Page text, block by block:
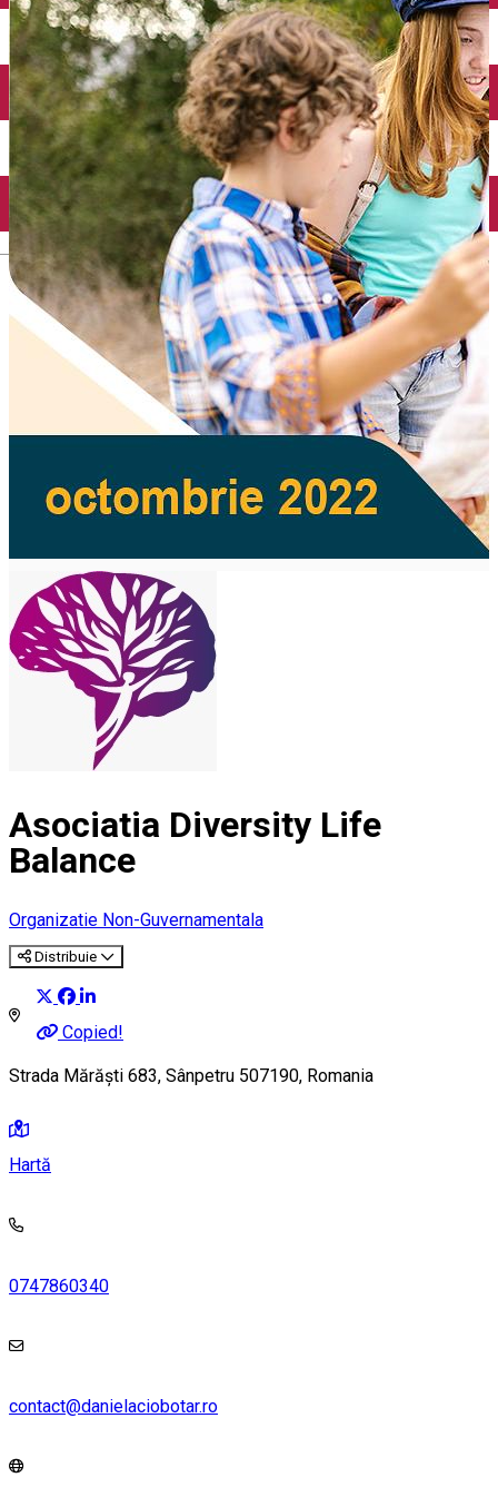
English
Asociatia Diversity Life
Balance
Organizatie Non-Guvernamentala
Distribuie
Copied!
Strada Mărăști 683, Sânpetru 507190, Romania
Hartă
0747860340
contact@danielaciobotar.ro